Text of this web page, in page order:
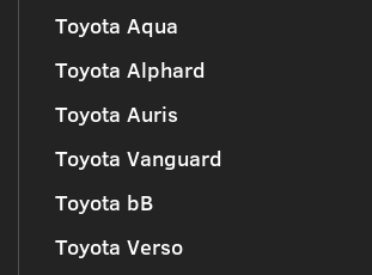
Toyota Aqua
Toyota Alphard
Toyota Auris
Toyota Vanguard
Toyota bB
Toyota Verso